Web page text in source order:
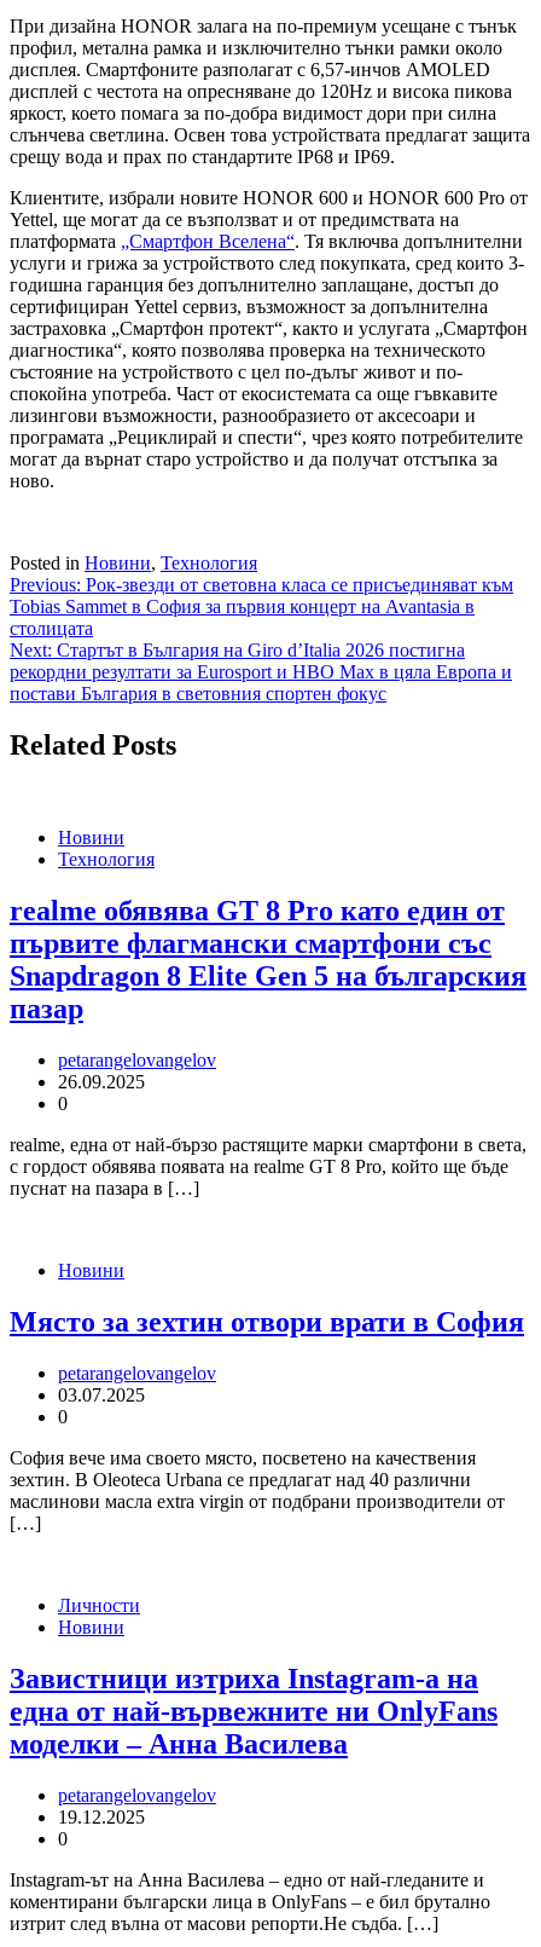
При дизайна HONOR залага на по-премиум усещане с тънък
профил, метална рамка и изключително тънки рамки около
дисплея. Смартфоните разполагат с 6,57-инчов AMOLED
дисплей с честота на опресняване до 120Hz и висока пикова
яркост, което помага за по-добра видимост дори при силна
слънчева светлина. Освен това устройствата предлагат защита
срещу вода и прах по стандартите IP68 и IP69.
Клиентите, избрали новите HONOR 600 и HONOR 600 Pro от
Yettel, ще могат да се възползват и от предимствата на
платформата „Смартфон Вселена“. Тя включва допълнителни
услуги и грижа за устройството след покупката, сред които 3-
годишна гаранция без допълнително заплащане, достъп до
сертифициран Yettel сервиз, възможност за допълнителна
застраховка „Смартфон протект“, както и услугата „Смартфон
диагностика“, която позволява проверка на техническото
състояние на устройството с цел по-дълъг живот и по-
спокойна употреба. Част от екосистемата са още гъвкавите
лизингови възможности, разнообразието от аксесоари и
програмата „Рециклирай и спести“, чрез която потребителите
могат да върнат старо устройство и да получат отстъпка за
ново.
Posted in Новини, Технология
Навигация
Previous: Рок-звезди от световна класа се присъединяват към
Tobias Sammet в София за първия концерт на Avantasia в
столицата
Next: Стартът в България на Giro d’Italia 2026 постигна
рекордни резултати за Eurosport и HBO Max в цяла Европа и
постави България в световния спортен фокус
Related Posts
Новини
Технология
realme обявява GT 8 Pro като един от
първите флагмански смартфони със
Snapdragon 8 Elite Gen 5 на българския
пазар
petarangelovangelov
26.09.2025
0
realme, една от най-бързо растящите марки смартфони в света,
с гордост обявява появата на realme GT 8 Pro, който ще бъде
пуснат на пазара в […]
Новини
Място за зехтин отвори врати в София
petarangelovangelov
03.07.2025
0
София вече има своето място, посветено на качествения
зехтин. В Oleoteca Urbana се предлагат над 40 различни
маслинови масла extra virgin от подбрани производители от
[…]
Личности
Новини
Завистници изтриха Instagram-а на
една от най-вървежните ни OnlyFans
моделки – Анна Василева
petarangelovangelov
19.12.2025
0
Instagram-ът на Анна Василева – едно от най-гледаните и
коментирани български лица в OnlyFans – е бил брутално
изтрит след вълна от масови репорти.Не съдба. […]